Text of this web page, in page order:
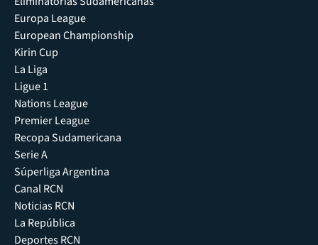
Europa League
European Championship
Kirin Cup
La Liga
Ligue 1
Nations League
Premier League
Recopa Sudamericana
Serie A
Súperliga Argentina
Canal RCN
Noticias RCN
La República
Deportes RCN